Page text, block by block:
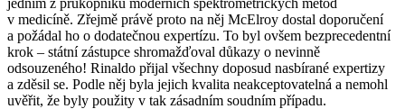
v medicíně. Zřejmě právě proto na něj McElroy dostal doporučení
a požádal ho o dodatečnou expertízu. To byl ovšem bezprecedentní
krok – státní zástupce shromažďoval důkazy o nevinně
odsouzeného! Rinaldo přijal všechny doposud nasbírané expertizy
a zděsil se. Podle něj byla jejich kvalita neakceptovatelná a nemohl
uvěřit, že byly použity v tak zásadním soudním případu.